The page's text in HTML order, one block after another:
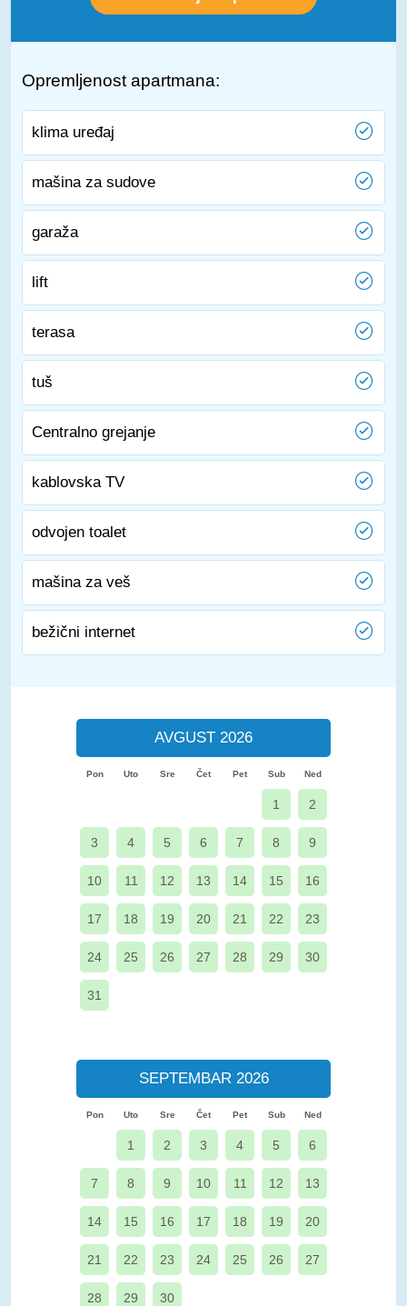
Opremljenost apartmana:
klima uređaj
mašina za sudove
garaža
lift
terasa
tuš
Centralno grejanje
kablovska TV
odvojen toalet
mašina za veš
bežični internet
AVGUST 2026
Pon Uto Sre Čet Pet Sub Ned
1 2
3 4 5 6 7 8 9
10 11 12 13 14 15 16
17 18 19 20 21 22 23
24 25 26 27 28 29 30
31
SEPTEMBAR 2026
Pon Uto Sre Čet Pet Sub Ned
1 2 3 4 5 6
7 8 9 10 11 12 13
14 15 16 17 18 19 20
21 22 23 24 25 26 27
28 29 30